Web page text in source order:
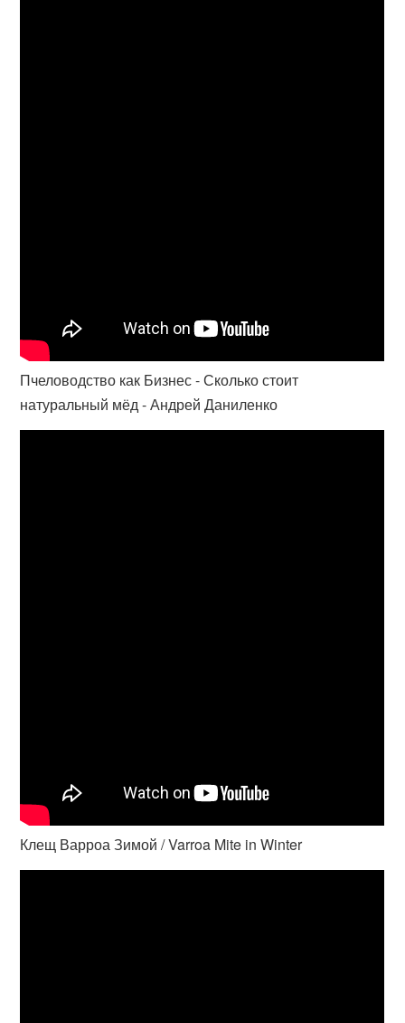
Пчеловодство как Бизнес - Сколько стоит
натуральный мёд - Андрей Даниленко
Клещ Варроа Зимой / Varroa Mite in Winter